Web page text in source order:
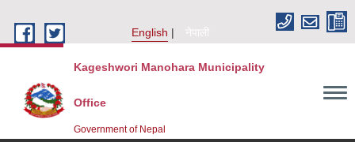
English
नेपाली
Kageshwori Manohara Municipality
Office
Government of Nepal